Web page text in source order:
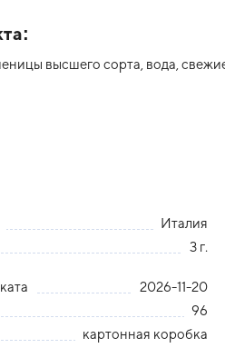
высшего сорта, вода,
Италия
3 г.
2026-11-20
96
картонная коробка